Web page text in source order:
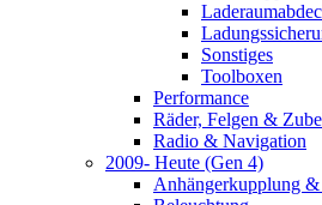
Sonstiges
Toolboxen
Performance
Räder, Felgen &
Radio & Navigation
2009- Heute (Gen 4)
Anhängerkupplung